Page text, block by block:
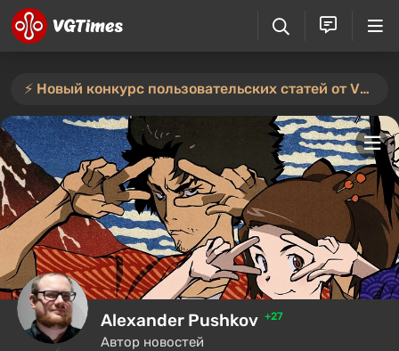
⚡️ Новый конкурс пользовательских статей от VGTimes — участвуйте тут ⚡️
Alexander Pushkov +27
Автор новостей